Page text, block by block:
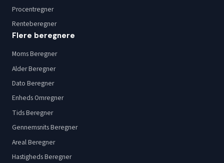
Procentregner
Renteberegner
Flere beregnere
Moms Beregner
Alder Beregner
Dato Beregner
Enheds Omregner
Tids Beregner
Gennemsnits Beregner
Areal Beregner
Hastigheds Beregner